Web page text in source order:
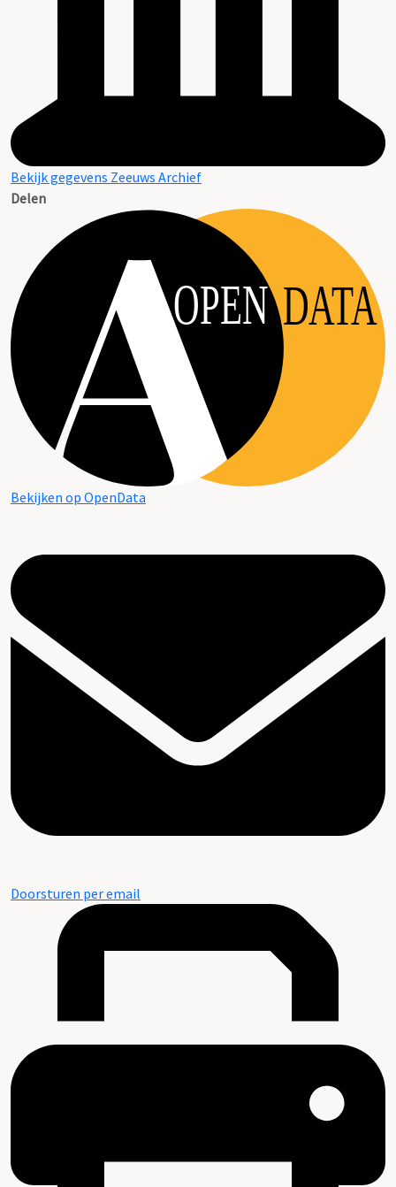
Bekijk gegevens Zeeuws Archief
Delen
OPEN DATA
Bekijken op OpenData
Doorsturen per email